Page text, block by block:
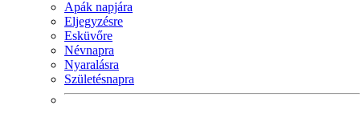
Apák napjára
Eljegyzésre
Esküvőre
Névnapra
Nyaralásra
Születésnapra